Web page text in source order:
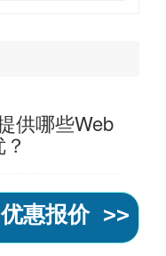
供哪些Web
惠报价 >>